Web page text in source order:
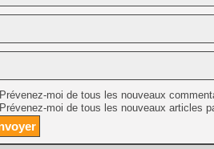
Prévenez-moi de tous les nouveaux
Prévenez-moi de tous les nouveaux articles